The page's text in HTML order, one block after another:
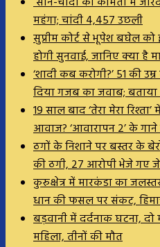
महंगा; चांदी ₹4,457 उछली
सुप्रीम कोर्ट से भूपेश बघेल
होगी सुनवाई, जानिए क्या है
‘शादी कब करोगी?’ 51 की
दिया गजब का जवाब;
19 साल बाद ‘तेरा मेरा
आवाज? ‘आवारापन 2’ के
ठगों के निशाने पर बस्तर के
की ठगी, 27 आरोपी भेजे गए
कुरुक्षेत्र में मारकंडा का
धान की फसल पर संकट,
बड़वानी में दर्दनाक घटना,
महिला, तीनों की मौत